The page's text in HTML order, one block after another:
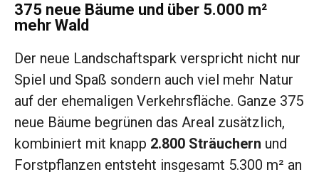
375 neue Bäume und über 5.000 m²
mehr Wald
Der neue Landschaftspark verspricht nicht nur
Spiel und Spaß sondern auch viel mehr Natur
auf der ehemaligen Verkehrsfläche. Ganze 375
neue Bäume begrünen das Areal zusätzlich,
kombiniert mit knapp 2.800 Sträuchern und
Forstpflanzen entsteht insgesamt 5.300 m² an